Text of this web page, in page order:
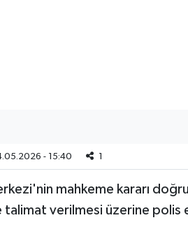
- 15:40 1
mahkeme kararı
talimat verilmesi üzerine polis